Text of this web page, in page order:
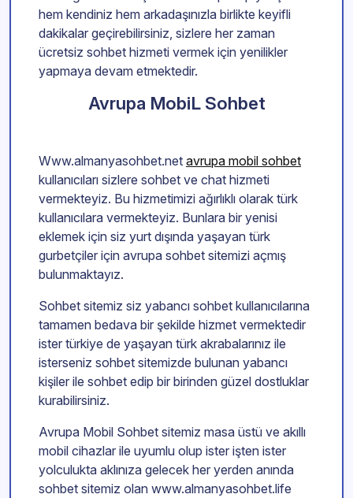
hem kendiniz hem arkadaşınızla birlikte keyifli
dakikalar geçirebilirsiniz, sizlere her zaman
ücretsiz sohbet hizmeti vermek için yenilikler
yapmaya devam etmektedir.
Avrupa MobiL Sohbet
Www.almanyasohbet.net avrupa mobil sohbet
kullanıcıları sizlere sohbet ve chat hizmeti
vermekteyiz. Bu hizmetimizi ağırlıklı olarak türk
kullanıcılara vermekteyiz. Bunlara bir yenisi
eklemek için siz yurt dışında yaşayan türk
gurbetçiler için avrupa sohbet sitemizi açmış
bulunmaktayız.
Sohbet sitemiz siz yabancı sohbet kullanıcılarına
tamamen bedava bir şekilde hizmet vermektedir
ister türkiye de yaşayan türk akrabalarınız ile
isterseniz sohbet sitemizde bulunan yabancı
kişiler ile sohbet edip bir birinden güzel dostluklar
kurabilirsiniz.
Avrupa Mobil Sohbet sitemiz masa üstü ve akıllı
mobil cihazlar ile uyumlu olup ister işten ister
yolculukta aklınıza gelecek her yerden anında
sohbet sitemiz olan www.almanyasohbet.life